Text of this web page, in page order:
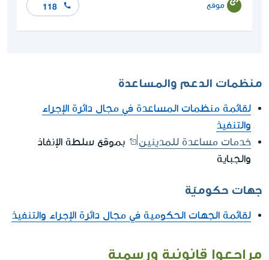
موقع 118
منظمات الدعم والمساعدة
لقائمة منظمات المساعدة في مجال دائرة الإجراء
والتنفيذ
خدمات مساعدة للمدينين
بموقع سلطة الإنفاذ
والجباية
جهات حكوميّة
لقائمة الجهات الحكومية في مجال دائرة الإجراء والتنفيذ
مراجعوا قانونية ورسمية